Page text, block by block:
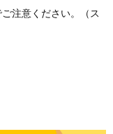
注意ください。（ス